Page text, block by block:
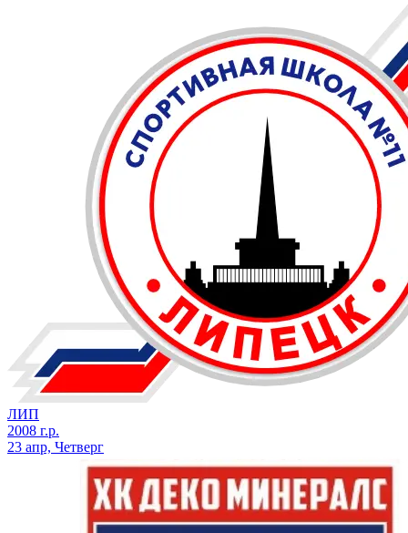
ЛИП
2008 г.р.
23 апр, Четверг